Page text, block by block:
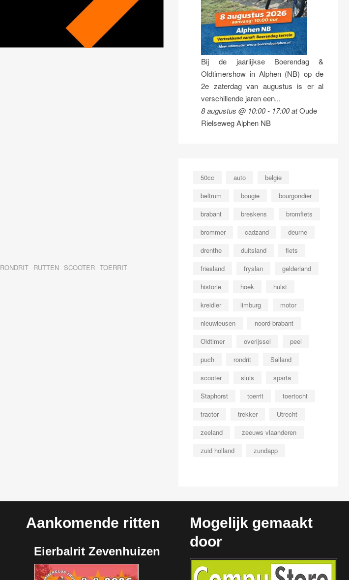
RONDRIT RUTTEN SCOOTER TOERRIT
Bij de jaarlijkse Boerendag &
Oldtimershow in Alphen (NB) op de
2e zaterdag van augustus is er al
verschillende jaren een...
8 augustus @ 10:00- 17:00atOude
Rielseweg Alphen NB
50cc auto
belgie
beltrum
bougie
bourgondier
brabant
breskens
bromfiets
brommer
cadzand
deurne
drenthe
duitsland
fiets
friesland
fryslan
gelderland
historie
hoek
hulst
kreidler
limburg
motor
nieuwleusen
noord-brabant
Oldtimer
overijssel
peel
puch
rondrit
Salland
scooter
sluis
sparta
Staphorst
toerrit
toertocht
tractor
trekker
Utrecht
zeeland
zeeuws vlaanderen
zuid holland
zundapp
Aankomende ritten
Eierbalrit Zevenhuizen
Mogelijk gemaakt
door